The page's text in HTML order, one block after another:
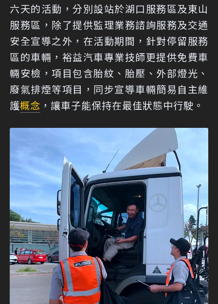
六天的活動，分別設站於湖口服務區及東山
服務區，除了提供監理業務諮詢服務及交通
安全宣導之外，在活動期間，針對停留服務
區的車輛，裕益汽車專業技師更提供免費車
輛安檢，項目包含胎紋、胎壓、外部燈光、
廢氣排煙等項目，同步宣導車輛簡易自主維
護概念 ，讓車子能保持在最佳狀態中行駛。